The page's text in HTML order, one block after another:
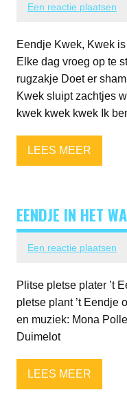
Een reactie plaatsen
Eendje Kwek, Kwek
Elke dag vroeg op te
rugzakje Doet er
Kwek sluipt zachtjes
kwek kwek kwek Ik
LEES MEER
EENDJE IN HET
Een reactie plaatsen
Plitse pletse plater ’t
pletse plant ’t Eendje
en muziek: Mona
Duimelot
LEES MEER